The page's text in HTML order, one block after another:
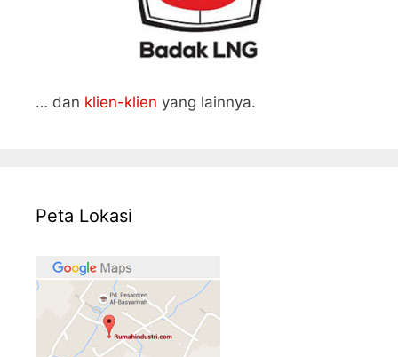
… dan klien-klien yang lainnya.
Peta Lokasi